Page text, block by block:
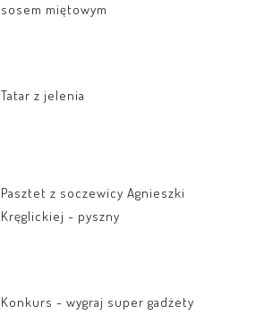
sosem miętowym
Tatar z jelenia
Pasztet z soczewicy Agnieszki
Kręglickiej - pyszny
Konkurs - wygraj super gadżety